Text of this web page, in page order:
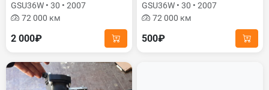
GSU36W • 30 • 2007
72 000 км
2 000₽
GSU36W • 30 • 2007
72 000 км
500₽